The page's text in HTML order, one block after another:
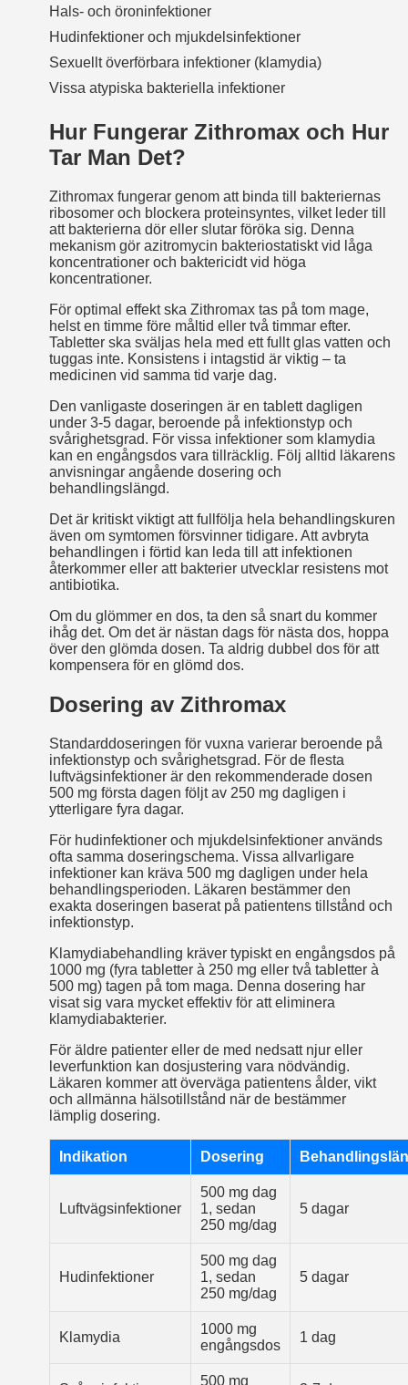
Hals- och öroninfektioner
Hudinfektioner och mjukdelsinfektioner
Sexuellt överförbara infektioner (klamydia)
Vissa atypiska bakteriella infektioner
Hur Fungerar Zithromax och Hur
Tar Man Det?
Zithromax fungerar genom att binda till bakteriernas
ribosomer och blockera proteinsyntes, vilket leder till
att bakterierna dör eller slutar föröka sig. Denna
mekanism gör azitromycin bakteriostatiskt vid låga
koncentrationer och baktericidt vid höga
koncentrationer.
För optimal effekt ska Zithromax tas på tom mage,
helst en timme före måltid eller två timmar efter.
Tabletter ska sväljas hela med ett fullt glas vatten och
tuggas inte. Konsistens i intagstid är viktig – ta
medicinen vid samma tid varje dag.
Den vanligaste doseringen är en tablett dagligen
under 3-5 dagar, beroende på infektionstyp och
svårighetsgrad. För vissa infektioner som klamydia
kan en engångsdos vara tillräcklig. Följ alltid läkarens
anvisningar angående dosering och
behandlingslängd.
Det är kritiskt viktigt att fullfölja hela behandlingskuren
även om symtomen försvinner tidigare. Att avbryta
behandlingen i förtid kan leda till att infektionen
återkommer eller att bakterier utvecklar resistens mot
antibiotika.
Om du glömmer en dos, ta den så snart du kommer
ihåg det. Om det är nästan dags för nästa dos, hoppa
över den glömda dosen. Ta aldrig dubbel dos för att
kompensera för en glömd dos.
Dosering av Zithromax
Standarddoseringen för vuxna varierar beroende på
infektionstyp och svårighetsgrad. För de flesta
luftvägsinfektioner är den rekommenderade dosen
500 mg första dagen följt av 250 mg dagligen i
ytterligare fyra dagar.
För hudinfektioner och mjukdelsinfektioner används
ofta samma dosering­schema. Vissa allvarligare
infektioner kan kräva 500 mg dagligen under hela
behandlingsperioden. Läkaren bestämmer den
exakta doseringen baserat på patientens tillstånd och
infektionstyp.
Klamydiabehandling kräver typiskt en engångsdos på
1000 mg (fyra tabletter à 250 mg eller två tabletter à
500 mg) tagen på tom maga. Denna dosering har
visat sig vara mycket effektiv för att eliminera
klamydiabakterier.
För äldre patienter eller de med nedsatt njur­ eller
leverfunktion kan dosjustering vara nödvändig.
Läkaren kommer att överväga patientens ålder, vikt
och allmänna hälsotillstånd när de bestämmer
lämplig dosering.
Indikation Dosering
Luftvägsinfektioner
500 mg dag
1, sedan
250 mg/dag
5 dagar
Hudinfektioner
500 mg dag
1, sedan
250 mg/dag
5 dagar
Klamydia
1000 mg
engångsdos
1 dag
500 mg